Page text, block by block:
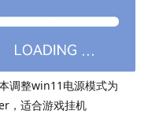
调整win11电源模式为
，适合游戏挂机